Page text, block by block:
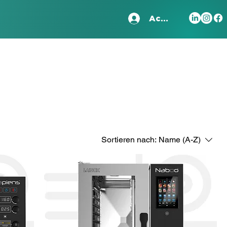
Accedi
Sortieren nach: Name (A-Z)